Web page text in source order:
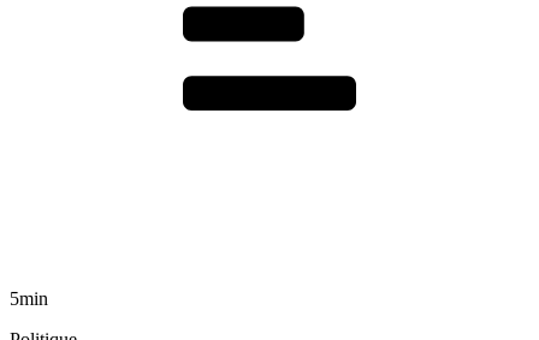
5min